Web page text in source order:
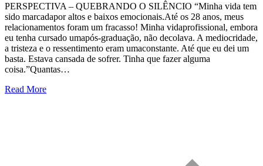
PERSPECTIVA – QUEBRANDO O SILÊNCIO “Minha vida tem
sido marcadapor altos e baixos emocionais.Até os 28 anos, meus
relacionamentos foram um fracasso! Minha vidaprofissional, embora
eu tenha cursado umapós-graduação, não decolava. A mediocridade,
a tristeza e o ressentimento eram umaconstante. Até que eu dei um
basta. Estava cansada de sofrer. Tinha que fazer alguma
coisa.”Quantas…
Read More